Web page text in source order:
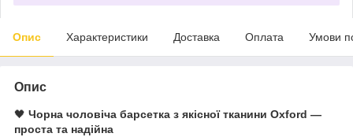
Опис Характеристики Доставка Оплата Умови
Опис
🖤 Чорна чоловіча барсетка з якісної тканини Oxford —
проста та надійна